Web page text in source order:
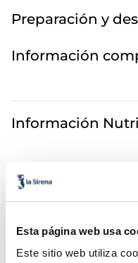
Esta página web usa
Este sitio web utiliza
Preparación y
Información
Información